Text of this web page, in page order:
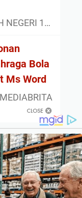
NEGERI 1…
Bola
Ms Word
Disclaimer